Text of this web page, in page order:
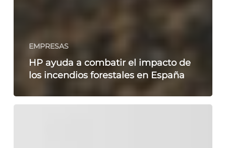
EMPRESAS
HP ayuda a combatir el impacto de
los incendios forestales en España